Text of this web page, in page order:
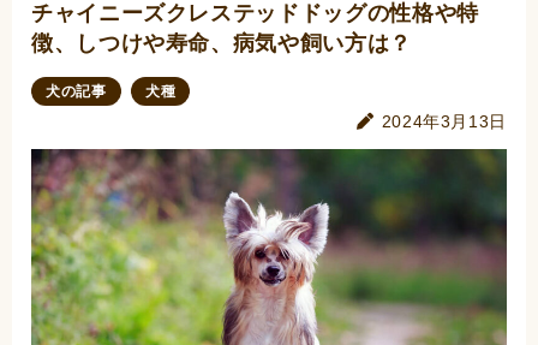
News
寄付活動
チャイニーズクレステッドドッグの性格や特
徴、しつけや寿命、病気や飼い方は？
犬の記事 犬種
2024年3月13日